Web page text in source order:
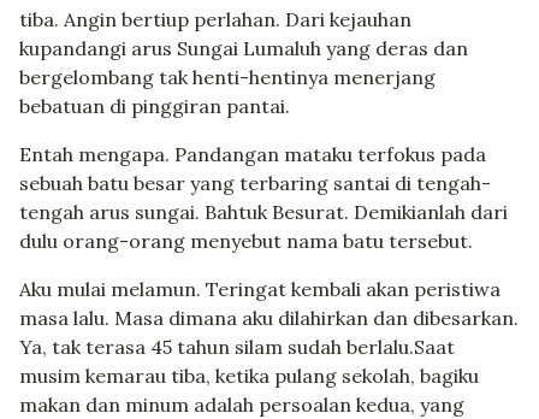
tiba. Angin bertiup perlahan. Dari kejauhan
kupandangi arus Sungai Lumaluh yang deras dan
bergelombang tak henti-hentinya menerjang
bebatuan di pinggiran pantai.
Entah mengapa. Pandangan mataku terfokus pada
sebuah batu besar yang terbaring santai di tengah-
tengah arus sungai. Bahtuk Besurat. Demikianlah dari
dulu orang-orang menyebut nama batu tersebut.
Aku mulai melamun. Teringat kembali akan peristiwa
masa lalu. Masa dimana aku dilahirkan dan dibesarkan.
Ya, tak terasa 45 tahun silam sudah berlalu.Saat
musim kemarau tiba, ketika pulang sekolah, bagiku
makan dan minum adalah persoalan kedua, yang